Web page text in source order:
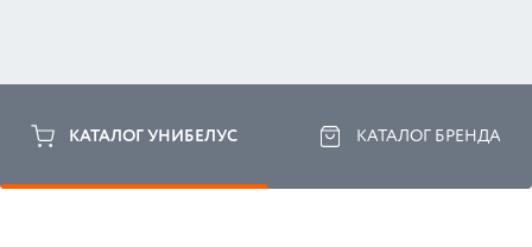
КАТАЛОГ УНИБЕЛУС КАТАЛОГ БРЕНДА